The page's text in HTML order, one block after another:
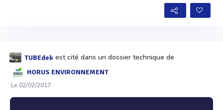
TUBEdek est cité dans un dossier technique de
HORUS ENVIRONNEMENT
Le 02/02/2017